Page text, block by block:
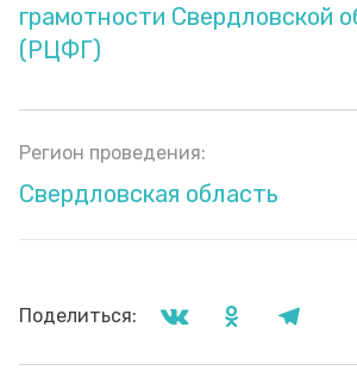
грамотности Свердловской
(РЦФГ)
Регион проведения:
Свердловская область
Поделиться: